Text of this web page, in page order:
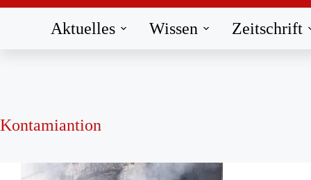
Aktuelles Wissen Zeitschrift
Kontamiantion